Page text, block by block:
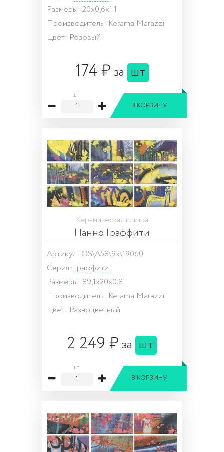
Размеры: 20x0,6x1.1
Производитель: Kerama Marazzi
Цвет: Розовый
174 ₽за шт
шт
В КОРЗИНУ
Керамическая плитка
Панно Граффити
Артикул: OS\A58\9x\19060
Серия: Граффити
Размеры: 89,1x20x0.8
Производитель: Kerama Marazzi
Цвет: Разноцветный
2 249 ₽за шт
шт
В КОРЗИНУ